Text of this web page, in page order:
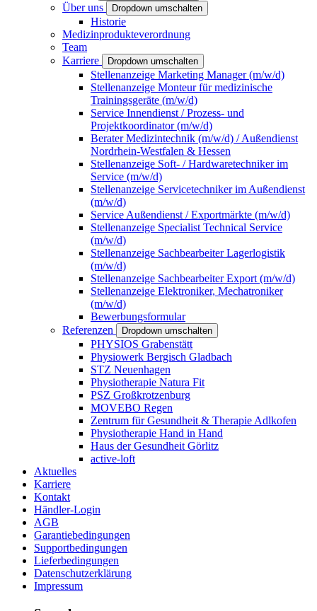
Über uns Dropdown umschalten
Historie
Medizinprodukteverordnung
Team
Karriere
Dropdown umschalten
Stellenanzeige Marketing Manager (m/w/d)
Stellenanzeige Monteur für medizinische
Trainingsgeräte (m/w/d)
Service Innendienst / Prozess- und
Projektkoordinator (m/w/d)
Berater Medizintechnik (m/w/d) / Außendienst
Nordrhein-Westfalen & Hessen
Stellenanzeige Soft- / Hardwaretechniker im
Service (m/w/d)
Stellenanzeige Servicetechniker im Außendienst
(m/w/d)
Service Außendienst / Exportmärkte (m/w/d)
Stellenanzeige Specialist Technical Service
(m/w/d)
Stellenanzeige Sachbearbeiter Lagerlogistik
(m/w/d)
Stellenanzeige Sachbearbeiter Export (m/w/d)
Stellenanzeige Elektroniker, Mechatroniker
(m/w/d)
Bewerbungsformular
Referenzen
Dropdown umschalten
PHYSIOS Grabenstätt
Physiowerk Bergisch Gladbach
STZ Neuenhagen
Physiotherapie Natura Fit
PSZ Großkrotzenburg
MOVEBO Regen
Zentrum für Gesundheit & Therapie Adlkofen
Physiotherapie Hand in Hand
Haus der Gesundheit Görlitz
active-loft
Aktuelles
Karriere
Kontakt
Händler-Login
AGB
Garantiebedingungen
Supportbedingungen
Lieferbedingungen
Datenschutzerklärung
Impressum